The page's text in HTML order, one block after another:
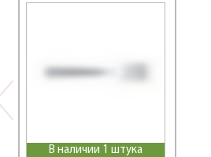
В наличии 1 штука